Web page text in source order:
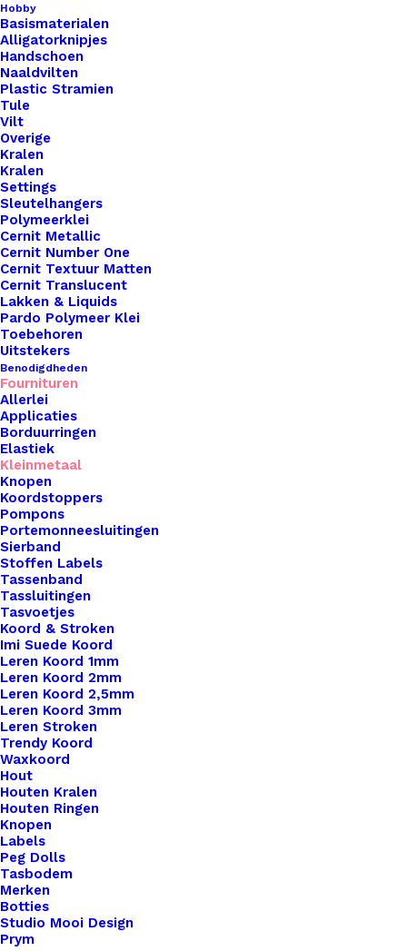
Hobby
Basismaterialen
Alligatorknipjes
Handschoen
Naaldvilten
Plastic Stramien
Tule
Vilt
Overige
Kralen
Kralen
Settings
Sleutelhangers
Polymeerklei
Cernit Metallic
Cernit Number One
Cernit Textuur Matten
Cernit Translucent
Lakken & Liquids
Pardo Polymeer Klei
Toebehoren
Uitstekers
Benodigdheden
Fournituren
Allerlei
Applicaties
Borduurringen
Elastiek
Kleinmetaal
Knopen
Koordstoppers
Pompons
Portemonneesluitingen
Sierband
Stoffen Labels
Tassenband
Tassluitingen
Tasvoetjes
Koord & Stroken
Imi Suede Koord
Leren Koord 1mm
Leren Koord 2mm
Leren Koord 2,5mm
Leren Koord 3mm
Leren Stroken
Trendy Koord
Waxkoord
Hout
Houten Kralen
Houten Ringen
Knopen
Labels
Peg Dolls
Tasbodem
Merken
Botties
Studio Mooi Design
Prym
Nog meer leuks!
€0,85